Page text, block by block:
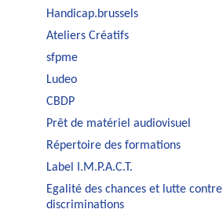
Handicap.brussels
Ateliers Créatifs
sfpme
Ludeo
CBDP
Prêt de matériel audiovisuel
Répertoire des formations
Label I.M.P.A.C.T.
Egalité des chances et lutte
discriminations